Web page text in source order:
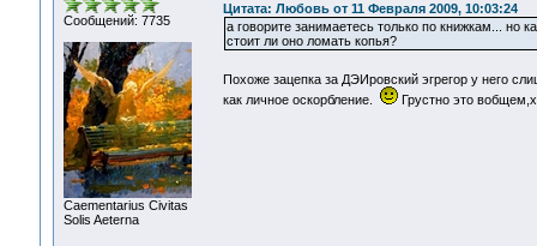
Сообщений: 7735
Сaementarius Civitas
Solis Aeterna
Цитата: Любовь от 11 Февраля 2009, 10:03:24
а говорите занимаетесь только по книжкам... но
стоит ли оно ломать копья?
Похоже зацепка за ДЭИровский эгрегор у него
как личное оскорбление.
Грустно это